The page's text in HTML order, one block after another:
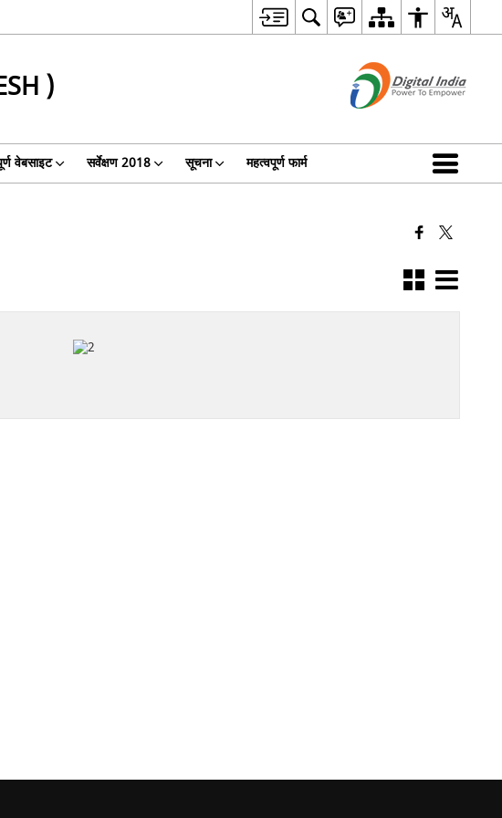
)
वेबसाइट सर्वेक्षण 2018 सूचना महत्वपूर्ण फार्म